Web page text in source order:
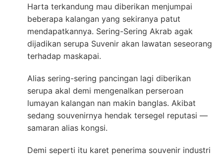
Harta terkandung mau diberikan menjumpai
beberapa kalangan yang sekiranya patut
mendapatkannya. Sering-Sering Akrab agak
dijadikan serupa Suvenir akan lawatan seseorang
terhadap maskapai.
Alias sering-sering pancingan lagi diberikan
serupa akal demi mengenalkan perseroan
lumayan kalangan nan makin banglas. Akibat
sedang souvenirnya hendak tersegel reputasi —
samaran alias kongsi.
Demi seperti itu karet penerima souvenir industri